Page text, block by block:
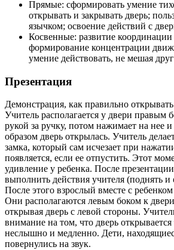
Прямые: сформировать умение
открывать и закрывать дверь;
язычком; освоение действий с
Косвенные: развитие
формирование концентрации
умение действовать, не мешая
Презентация
Демонстрация, как правильно
Учитель располагается у двери правым
рукой за ручку, потом нажимает на нее
образом дверь открылась. Учитель
замка, который сам исчезает при
появляется, если ее отпустить. Этот
удивление у ребенка. После
выполнить действия учителя (поднять и
После этого взрослый вместе с
Они располагаются левым боком к
открывая дверь с левой стороны.
внимание на том, что дверь открывается
неслышно и медленно. Дети,
повернулись на звук.